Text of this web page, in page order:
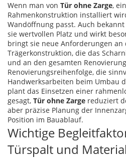
Wenn man von Tür ohne Zarge,
Rahmenkonstruktion installiert
Wandöffnung passt. Auch bekannt
sie wertvollen Platz und wirkt
bringt sie neue Anforderungen an
Trägerkonstruktion, die das
und an den gesamten
Renovierungsreihenfolge, die
Handwerksarbeiten beim Umbau
plant das Einsetzen einer
gesagt, Tür ohne Zarge reduziert
aber präzise Planung der
Position im Bauablauf.
Wichtige
Türspalt und